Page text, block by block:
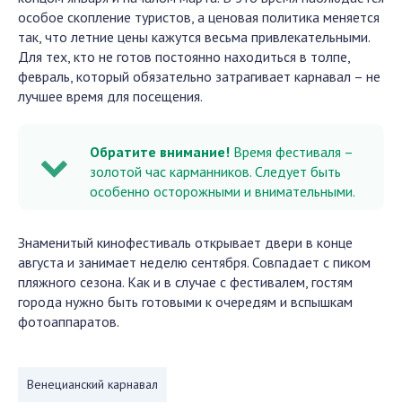
особое скопление туристов, а ценовая политика меняется
так, что летние цены кажутся весьма привлекательными.
Для тех, кто не готов постоянно находиться в толпе,
февраль, который обязательно затрагивает карнавал – не
лучшее время для посещения.
Обратите внимание! Время фестиваля –
золотой час карманников. Следует быть
особенно осторожными и внимательными.
Знаменитый кинофестиваль открывает двери в конце
августа и занимает неделю сентября. Совпадает с пиком
пляжного сезона. Как и в случае с фестивалем, гостям
города нужно быть готовыми к очередям и вспышкам
фотоаппаратов.
Венецианский карнавал